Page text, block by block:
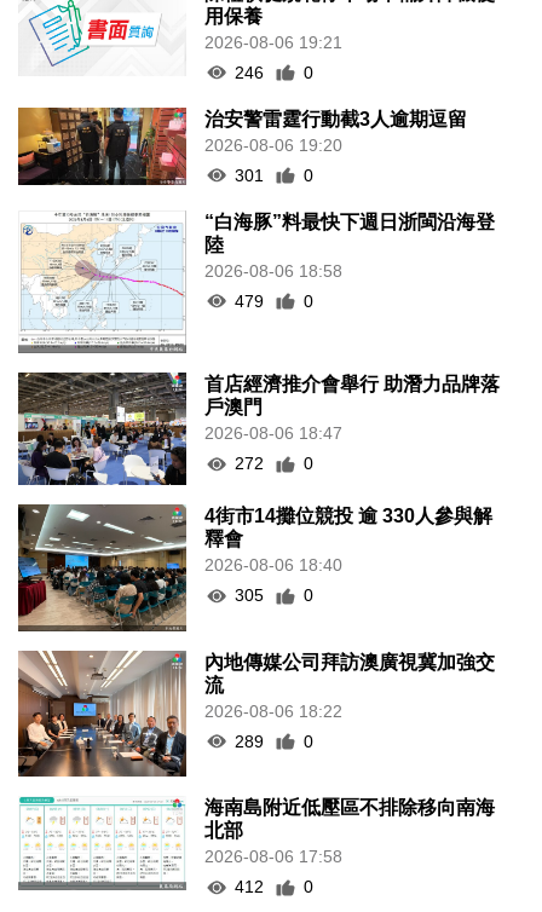
用保養
2026-08-06 19:21
246
0
治安警雷霆行動截3人逾期逗留
2026-08-06 19:20
301
0
“白海豚”料最快下週日浙閩沿海登
陸
2026-08-06 18:58
479
0
首店經濟推介會舉行 助潛力品牌落
戶澳門
2026-08-06 18:47
272
0
4街市14攤位競投 逾 330人參與解
釋會
2026-08-06 18:40
305
0
內地傳媒公司拜訪澳廣視冀加強交
流
2026-08-06 18:22
289
0
海南島附近低壓區不排除移向南海
北部
2026-08-06 17:58
412
0